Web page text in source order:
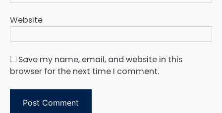
Website
Save my name, email, and website in this
browser for the next time I comment.